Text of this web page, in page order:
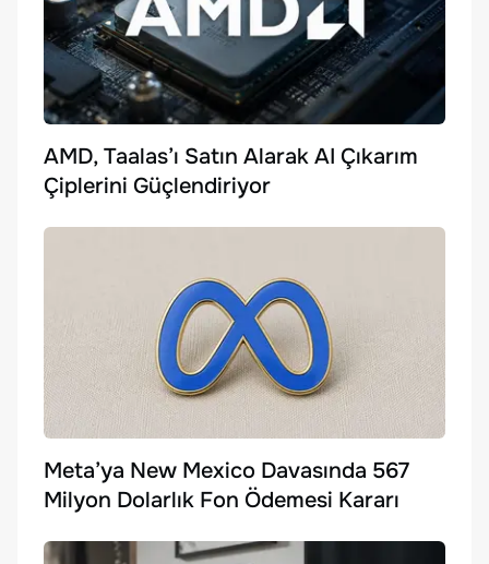
AMD, Taalas’ı Satın Alarak AI Çıkarım
Çiplerini Güçlendiriyor
Meta’ya New Mexico Davasında 567
Milyon Dolarlık Fon Ödemesi Kararı